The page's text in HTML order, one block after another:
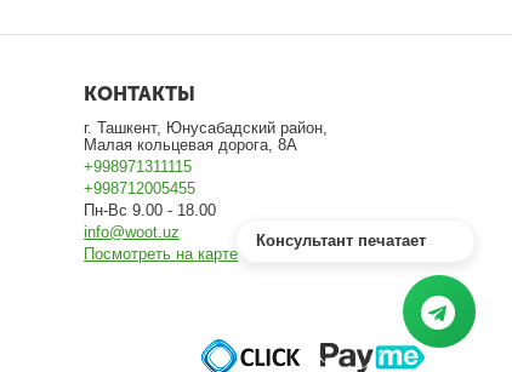
КОНТАКТЫ
г. Ташкент, Юнусабадский район,
Малая кольцевая дорога, 8А
+998971311115
+998712005455
Пн-Вс 9.00 - 18.00
info@woot.uz
Посмотреть на карте
Консультант печатает